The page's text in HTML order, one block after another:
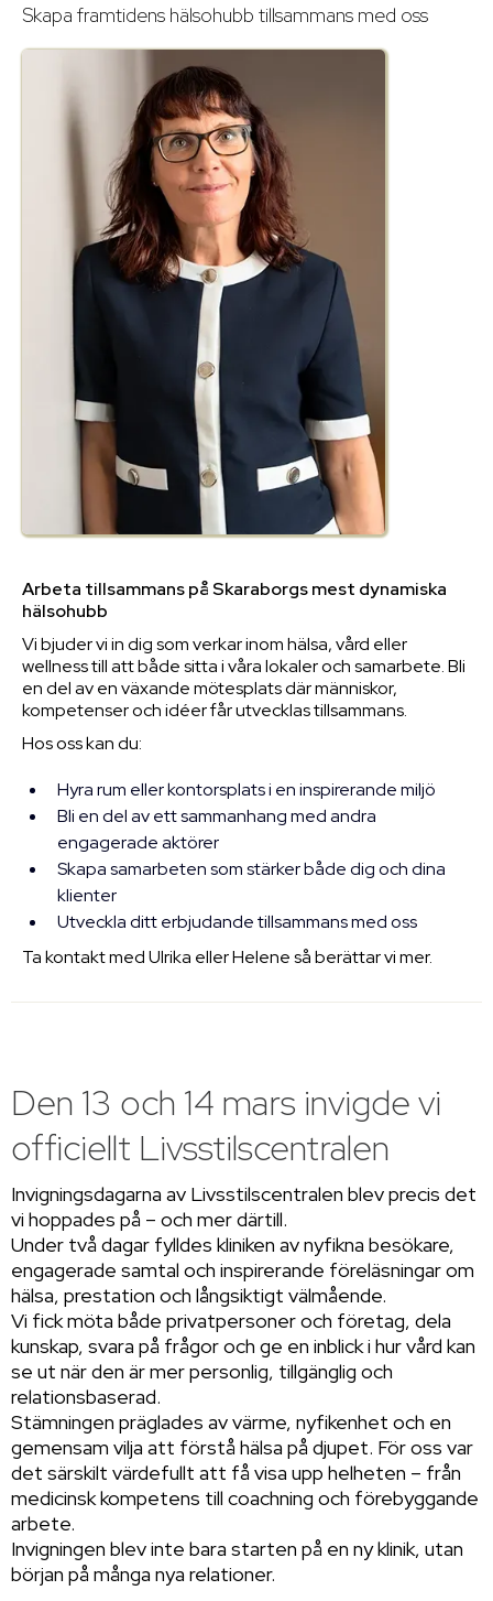
Skapa framtidens hälsohubb tillsammans med oss
Arbeta tillsammans på Skaraborgs mest dynamiska
hälsohubb
Vi bjuder vi in dig som verkar inom hälsa, vård eller
wellness till att både sitta i våra lokaler och samarbete. Bli
en del av en växande mötesplats där människor,
kompetenser och idéer får utvecklas tillsammans.
Hos oss kan du:
Hyra rum eller kontorsplats i en inspirerande miljö
Bli en del av ett sammanhang med andra
engagerade aktörer
Skapa samarbeten som stärker både dig och dina
klienter
Utveckla ditt erbjudande tillsammans med oss
Ta kontakt medUlrika ellerHeleneså berättar vi mer.
Den 13 och 14 mars invigde vi
officiellt Livsstilscentralen
Invigningsdagarna av Livsstilscentralen blev precis det
vi hoppades på – och mer därtill.
Under två dagar fylldes kliniken av nyfikna besökare,
engagerade samtal och inspirerande föreläsningar om
hälsa, prestation och långsiktigt välmående.
Vi fick möta både privatpersoner och företag, dela
kunskap, svara på frågor och ge en inblick i hur vård kan
se ut när den är mer personlig, tillgänglig och
relationsbaserad.
Stämningen präglades av värme, nyfikenhet och en
gemensam vilja att förstå hälsa på djupet. För oss var
det särskilt värdefullt att få visa upp helheten – från
medicinsk kompetens till coachning och förebyggande
arbete.
Invigningen blev inte bara starten på en ny klinik, utan
början på många nya relationer.